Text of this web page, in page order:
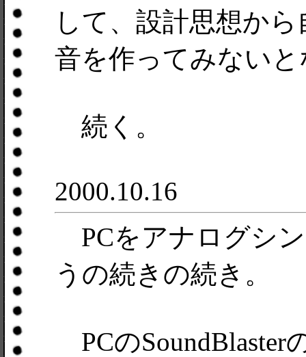
して、設計思想か
音を作ってみない
続く。
2000.10.16
PCをアナログシ
うの続きの続き。
PCのSoundBlaster